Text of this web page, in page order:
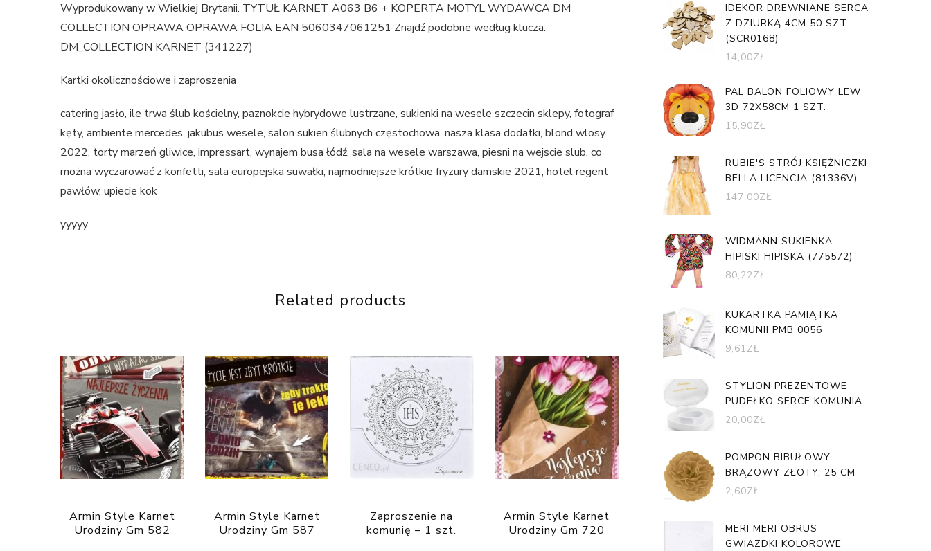
Wyprodukowany w Wielkiej Brytanii. TYTUŁ KARNET A063 B6 + KOPERTA MOTYL WYDAWCA DM
COLLECTION OPRAWA OPRAWA FOLIA EAN 5060347061251 Znajdź podobne według klucza:
DM_COLLECTION KARNET (341227)
Kartki okolicznościowe i zaproszenia
catering jasło, ile trwa ślub kościelny, paznokcie hybrydowe lustrzane, sukienki na wesele szczecin sklepy, fotograf
kęty, ambiente mercedes, jakubus wesele, salon sukien ślubnych częstochowa, nasza klasa dodatki, blond wlosy
2022, torty marzeń gliwice, impressart, wynajem busa łódź, sala na wesele warszawa, piesni na wejscie slub, co
można wyczarować z konfetti, sala europejska suwałki, najmodniejsze krótkie fryzury damskie 2021, hotel regent
pawłów, upiecie kok
yyyyy
Related products
Armin Style Karnet
Urodziny Gm 582
Armin Style Karnet
Urodziny Gm 587
Zaproszenie na
komunię – 1 szt.
Armin Style Karnet
Urodziny Gm 720
IDEKOR DREWNIANE SERCA
Z DZIURKĄ 4CM 50 SZT
(SCR0168)
14,00ZŁ
PAL BALON FOLIOWY LEW
3D 72X58CM 1 SZT.
15,90ZŁ
RUBIE'S STRÓJ KSIĘŻNICZKI
BELLA LICENCJA (81336V)
147,00ZŁ
WIDMANN SUKIENKA
HIPISKI HIPISKA (775572)
80,22ZŁ
KUKARTKA PAMIĄTKA
KOMUNII PMB 0056
9,61ZŁ
STYLION PREZENTOWE
PUDEŁKO SERCE KOMUNIA
20,00ZŁ
POMPON BIBUŁOWY,
BRĄZOWY ZŁOTY, 25 CM
2,60ZŁ
MERI MERI OBRUS
GWIAZDKI KOLOROWE